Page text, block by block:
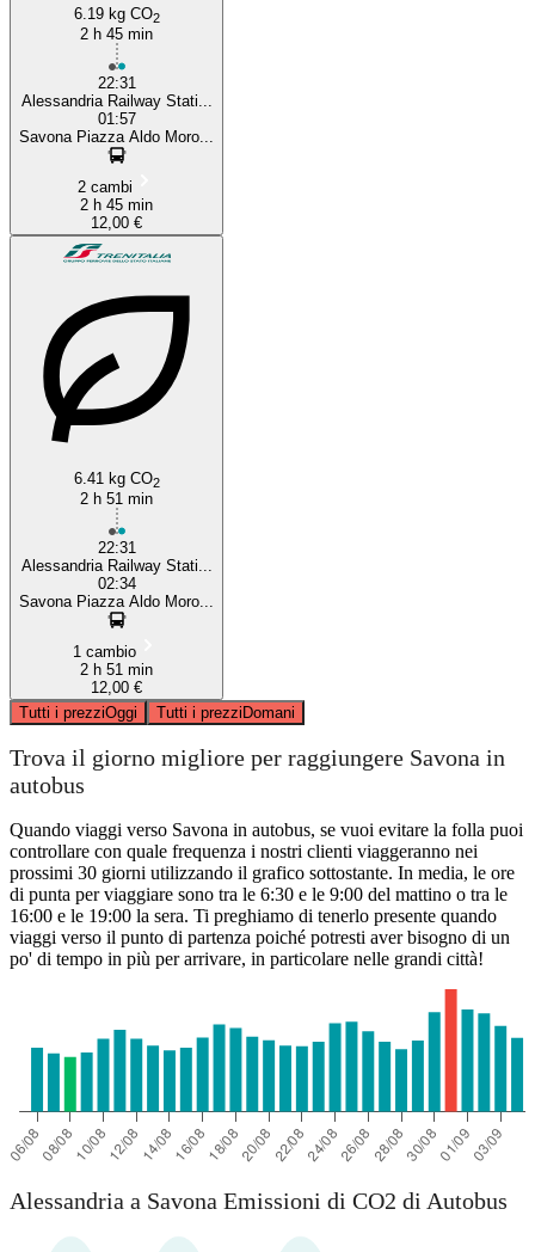
6.19 kg CO2
2 h 45 min
22:31
Alessandria Railway Stati...
01:57
Savona Piazza Aldo Moro...
2 cambi
2 h 45 min
12,00 €
6.41 kg CO2
2 h 51 min
22:31
Alessandria Railway Stati...
02:34
Savona Piazza Aldo Moro...
1 cambio
2 h 51 min
12,00 €
Tutti i prezziOggi Tutti i prezziDomani
Trova il giorno migliore per raggiungere Savona in
autobus
Quando viaggi verso Savona in autobus, se vuoi evitare la folla puoi
controllare con quale frequenza i nostri clienti viaggeranno nei
prossimi 30 giorni utilizzando il grafico sottostante. In media, le ore
di punta per viaggiare sono tra le 6:30 e le 9:00 del mattino o tra le
16:00 e le 19:00 la sera. Ti preghiamo di tenerlo presente quando
viaggi verso il punto di partenza poiché potresti aver bisogno di un
po' di tempo in più per arrivare, in particolare nelle grandi città!
Alessandria a Savona Emissioni di CO2 di Autobus